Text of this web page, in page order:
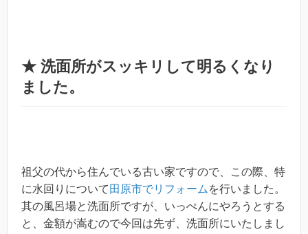
★ 洗面所がスッキリして明るくなり
ました。
祖父の代から住んでいる古い家ですので、この際、特
に水回りについて 田原市でリフォーム を行いました。
其の風呂場と洗面所ですが、いっぺんにやろうとする
と、金額が嵩むので今回は先ず、洗面所にいたしまし